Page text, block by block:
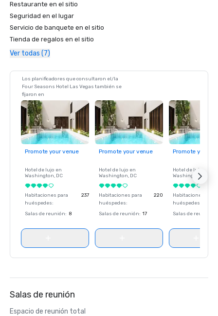
Restaurante en el sitio
Seguridad en el lugar
Servicio de banquete en el sitio
Tienda de regalos en el sitio
Ver todas (7)
Los planificadores que consultaron el/la
Four Seasons Hotel Las Vegas también se
fijaron en
Promote your venue
Hotel de lujo en
Washington, DC
Habitaciones para
huéspedes:
237
Salas de reunión: 8
Promote your venue
Hotel de lujo en
Washington, DC
Habitaciones para
huéspedes:
220
Salas de reunión: 17
Promote your
Hotel de lujo en
Washington
Habitaciones para
huéspedes
Salas de reunión
Salas de reunión
Espacio de reunión total